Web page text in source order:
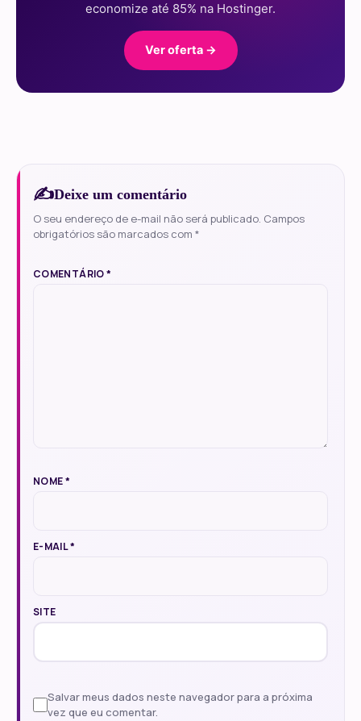
economize até 85% na Hostinger.
Ver oferta →
Deixe um comentário
O seu endereço de e-mail não será publicado. Campos
obrigatórios são marcados com *
COMENTÁRIO*
NOME*
E-MAIL*
SITE
Salvar meus dados neste navegador para a próxima
vez que eu comentar.